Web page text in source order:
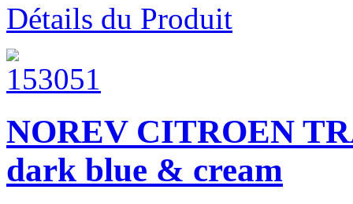
Détails du Produit
NOREV CITROEN
dark blue & cream